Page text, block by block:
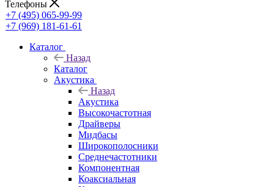
Телефоны
+7 (495) 065-99-99
+7 (969) 181-61-61
Каталог
Назад
Каталог
Акустика
Назад
Акустика
Высокочастотная
Драйверы
Мидбасы
Широкополосники
Среднечастотники
Компонентная
Коаксиальная